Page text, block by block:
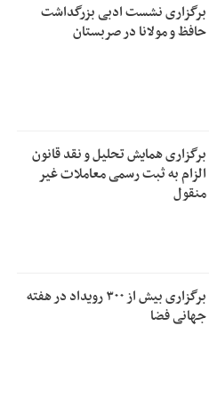
برگزاری نشست ادبی بزرگداشت
حافظ و مولانا در صربستان
برگزاری همایش تحلیل و نقد قانون
الزام به ثبت رسمی معاملات غیر
منقول
برگزاری بیش از ۳۰۰ رویداد در هفته
جهانی فضا